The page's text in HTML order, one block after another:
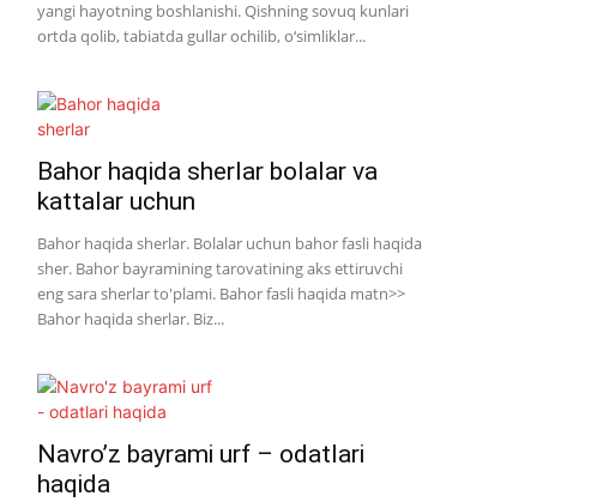
yangi hayotning boshlanishi. Qishning sovuq kunlari
ortda qolib, tabiatda gullar ochilib, o‘simliklar...
Bahor haqida sherlar bolalar va
kattalar uchun
Bahor haqida sherlar. Bolalar uchun bahor fasli haqida
sher. Bahor bayramining tarovatining aks ettiruvchi
eng sara sherlar to'plami. Bahor fasli haqida matn>>
Bahor haqida sherlar. Biz...
Navro’z bayrami urf – odatlari
haqida